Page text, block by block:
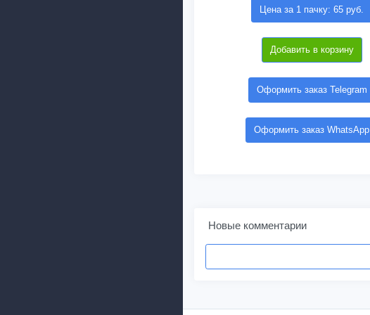
Цена за 1 пачку: 65 руб.
Добавить в корзину
Оформить заказ Telegram
Оформить заказ WhatsApp
Новые комментарии